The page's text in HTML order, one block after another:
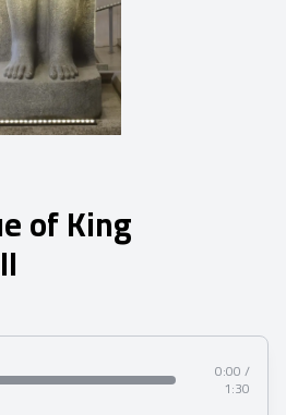
of King
0:00 /
1:30